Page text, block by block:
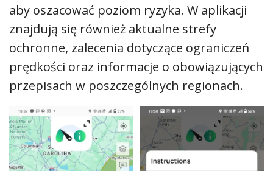
aby oszacować poziom ryzyka. W aplikacji
znajdują się również aktualne strefy
ochronne, zalecenia dotyczące ograniczeń
prędkości oraz informacje o obowiązujących
przepisach w poszczególnych regionach.